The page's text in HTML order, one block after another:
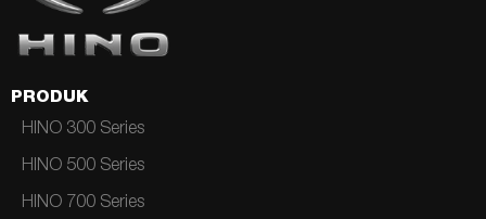
PRODUK
HINO 300 Series
HINO 500 Series
HINO 700 Series